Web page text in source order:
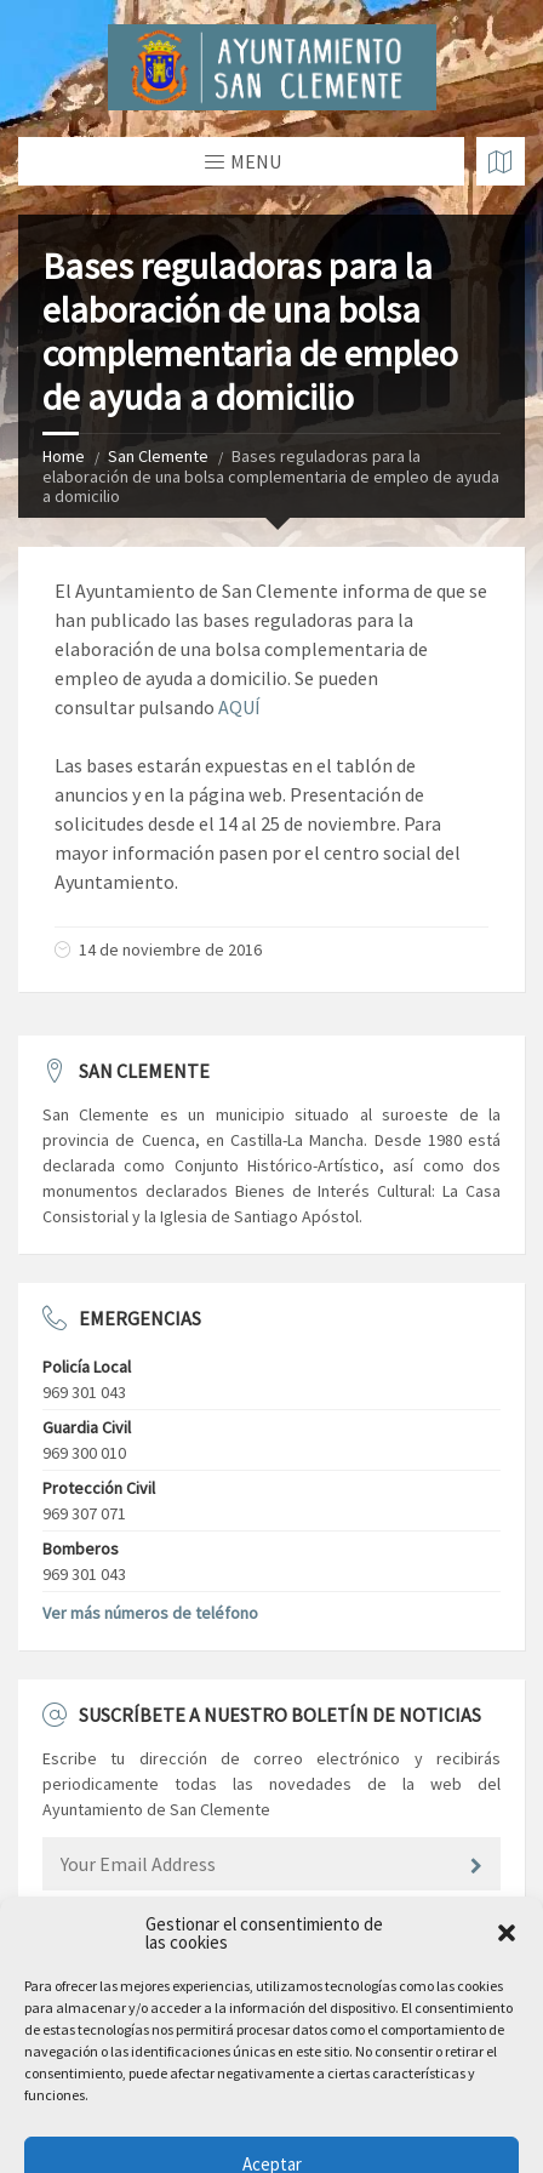
Gestionar el consentimiento de
las cookies
Para ofrecer las mejores experiencias, utilizamos tecnologías como las cookies
para almacenar y/o acceder a la información del dispositivo. El consentimiento
de estas tecnologías nos permitirá procesar datos como el comportamiento de
navegación o las identificaciones únicas en este sitio. No consentir o retirar el
consentimiento, puede afectar negativamente a ciertas características y
funciones.
Aceptar
MENU
Bases reguladoras para la
elaboración de una bolsa
complementaria de empleo
de ayuda a domicilio
Home San Clemente
Bases reguladoras para la
elaboración de una bolsa complementaria de empleo de ayuda
a domicilio
El Ayuntamiento de San Clemente informa de que se
han publicado las bases reguladoras para la
elaboración de una bolsa complementaria de
empleo de ayuda a domicilio. Se pueden
consultar pulsando AQUÍ
Las bases estarán expuestas en el tablón de
anuncios y en la página web. Presentación de
solicitudes desde el 14 al 25 de noviembre. Para
mayor información pasen por el centro social del
Ayuntamiento.
14 de noviembre de 2016
SAN CLEMENTE
San Clemente es un municipio situado al suroeste de la
provincia de Cuenca, en Castilla-La Mancha. Desde 1980 está
declarada como Conjunto Histórico-Artístico, así como dos
monumentos declarados Bienes de Interés Cultural: La Casa
Consistorial y la Iglesia de Santiago Apóstol.
EMERGENCIAS
Policía Local
969 301 043
Guardia Civil
969 300 010
Protección Civil
969 307 071
Bomberos
969 301 043
Ver más números de teléfono
SUSCRÍBETE A NUESTRO BOLETÍN DE NOTICIAS
Escribe tu dirección de correo electrónico y recibirás
periodicamente todas las novedades de la web del
Ayuntamiento de San Clemente
EL AYUNTAMIENTO
Plaza Mayor, 10
San Clemente, 16600, Cuenca
Teléfono: 969 300 003
Email Comunicación y Publicidad:
comunicacion@sanclemente.es